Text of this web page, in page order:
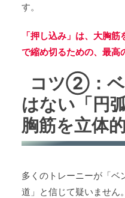
す。
「押し込み」は、大胸
で縮め切るための、最高
コツ②：ベ
はない「円
胸筋を立体
多くのトレーニーが「ベ
道」と信じて疑いません